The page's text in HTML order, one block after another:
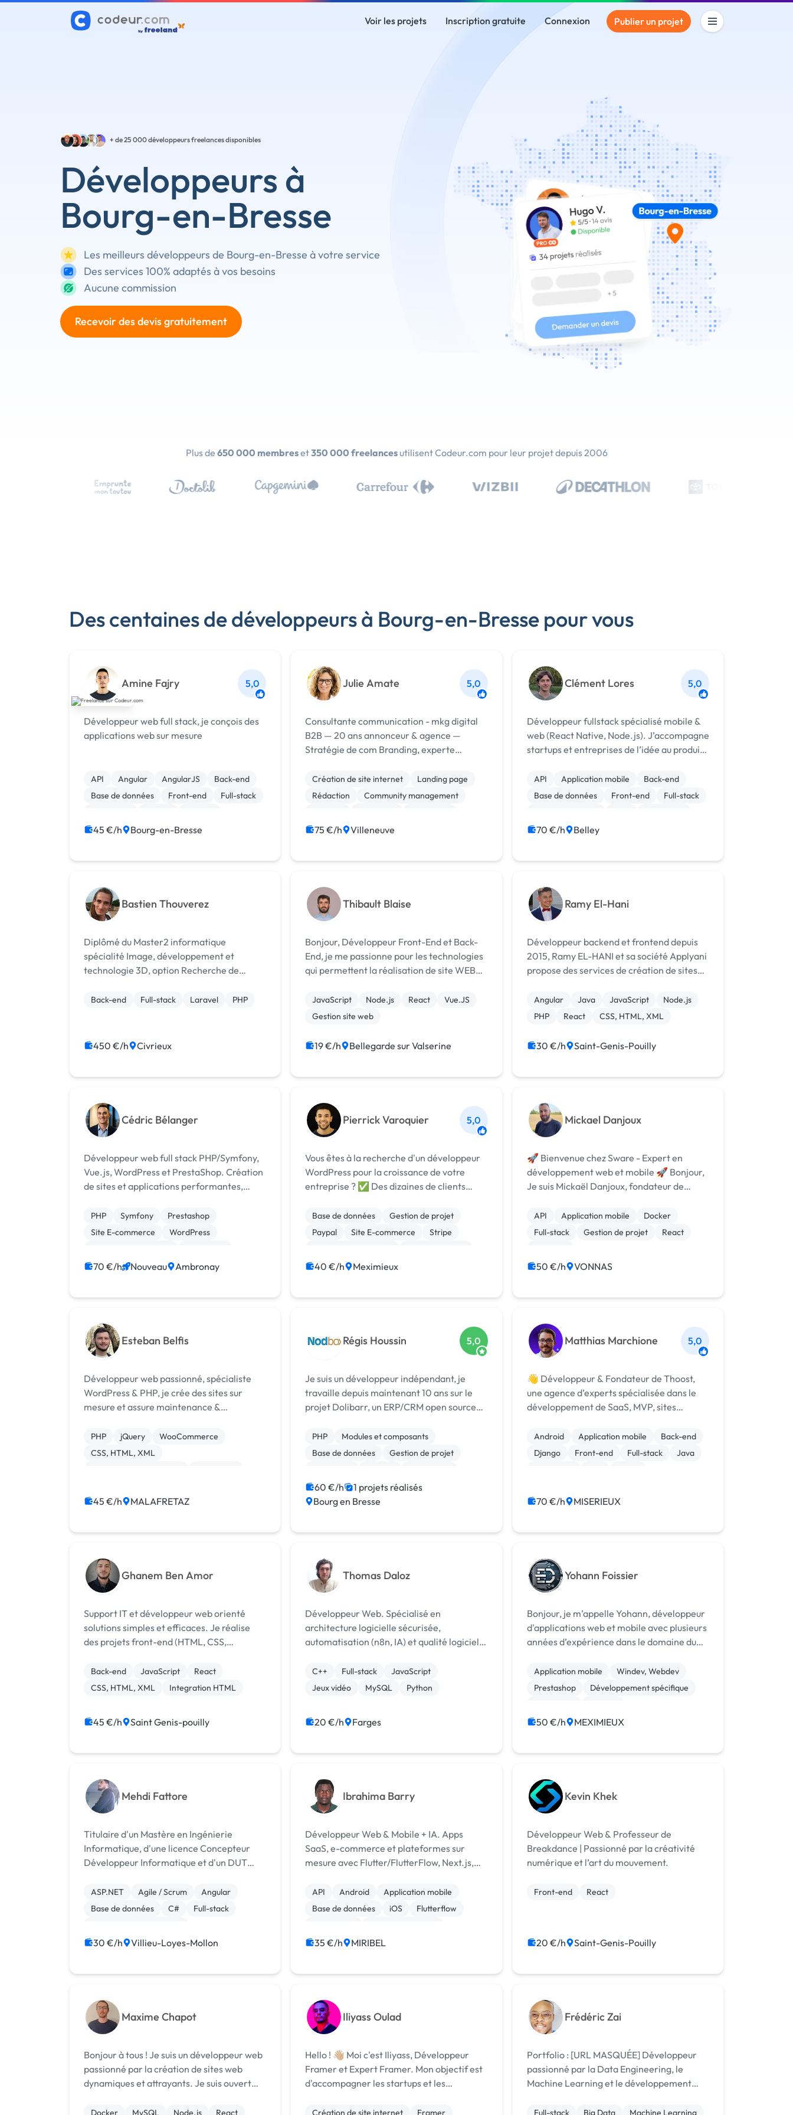
Voir les projets Inscription gratuite Connexion Publier un projet
+ de 25 000développeurs freelances disponibles
Développeurs à
Bourg-en-Bresse
Les meilleurs développeurs de Bourg-en-Bresse à votre service
Des services 100% adaptés à vos besoins
Aucune commission
Recevoir des devis gratuitement
Plus de 650 000 membreset350 000 freelancesutilisent Codeur.com pour leur projet depuis 2006
Des centaines de développeurs à Bourg-en-Bresse pour vous
Amine Fajry 5,0
Développeur web full stack, je conçois des
applications web sur mesure
API Angular AngularJS
Back-end
Base de données
Front-end
Full-stack
45 €/h Bourg-en-Bresse
Julie Amate 5,0
Consultante communication - mkg digital
B2B — 20 ans annonceur & agence —
Stratégie de com Branding, experte
SEO-GEO content — ⭐ 5,0/5 (avis clients)
Création de site internet
Landing page
Rédaction
Community management
Communication
75 €/h Villeneuve
Clément Lores 5,0
Développeur fullstack spécialisé mobile &
web (React Native, Node.js). J’accompagne
startups et entreprises de l’idée au produit
conversion et résultats.
API Application mobile
Back-end
Base de données
Front-end
Full-stack
Linux
70 €/h Belley
Bastien Thouverez
Diplômé du Master2 informatique
spécialité Image, développement et
technologie 3D, option Recherche de
aujourd'hui enseignant en informatique
Back-end Full-stack Laravel PHP
450 €/h Civrieux
Thibault Blaise
Bonjour, Développeur Front-End et Back-
End, je me passionne pour les technologies
qui permettent la réalisation de site WEB
Curieux et travailleur, je serai heureux de
vous accompagner dans vos pr...
JavaScript Node.js React
Vue.JS
Gestion site web
19 €/h Bellegarde sur Valserine
Ramy El-Hani
Développeur backend et frontend depuis
2015, Ramy EL-HANI et sa société Applyani
propose des services de création de sites
mobiles, d'applications web et de création
de CRMs
Angular Java JavaScript
Node.js
PHP
React CSS, HTML, XML
30 €/h Saint-Genis-Pouilly
Cédric Bélanger
Développeur web full stack PHP/Symfony,
Vue.js, WordPress et PrestaShop. Création
de sites et applications performantes,
PHP Symfony
Prestashop
Site E-commerce
WordPress
70 €/h Nouveau Ambronay
Pierrick Varoquier 5,0
Vous êtes à la recherche d'un développeur
WordPress pour la croissance de votre
entreprise ? ✅ Des dizaines de clients
leur site internet. 🎓 Formation certifiée
par Openclassroom. 🎓 Formations Wp
Base de données
Gestion de projet
Paypal
Site E-commerce
Stripe
Admin système, sécurité
40 €/h Meximieux
Mickael Danjoux
🚀 Bienvenue chez Sware - Expert en
développement web et mobile 🚀 Bonjour,
Je suis Mickaël Danjoux, fondateur de
projets numériques. En tant que
développeur full stack expérimenté, je
API Application mobile
Docker
Full-stack
Gestion de projet
React
50 €/h VONNAS
Esteban Belfis
Développeur web passionné, spécialiste
WordPress & PHP, je crée des sites sur
mesure et assure maintenance &
PHP jQuery
WooCommerce
CSS, HTML, XML
45 €/h MALAFRETAZ
Régis Houssin 5,0
Je suis un développeur indépendant, je
travaille depuis maintenant 10 ans sur le
projet Dolibarr, un ERP/CRM open source
services pour du développement spécifique
autour de cette application.
PHP
Modules et composants
Base de données
Gestion de projet
Site E-commerce
Admin système, sécurité
60 €/h
1 projets réalisés
Bourg en Bresse
Matthias Marchione 5,0
👋 Développeur & Fondateur de Thoost,
une agence d’experts spécialisée dans le
développement de SaaS, MVP, sites
mesure, et intégration d’IA. ⭐ 100% de
clients satisfaits avec une note moyenne de
Android Application mobile
Back-end
Django
Front-end Full-stack
Java
70 €/h MISERIEUX
Ghanem Ben Amor
Support IT et développeur web orienté
solutions simples et efficaces. Je réalise
des projets front-end (HTML, CSS,
(Node.js, API REST, bases de données SQL).
Back-end JavaScript
React
CSS, HTML, XML
Integration HTML
45 €/h Saint Genis-pouilly
Thomas Daloz
Développeur Web. Spécialisé en
architecture logicielle sécurisée,
automatisation (n8n, IA) et qualité logicielle
j'optimise vos projets existants.
C++ Full-stack
JavaScript
Jeux vidéo
MySQL Python
20 €/h Farges
Yohann Foissier
Bonjour, je m’appelle Yohann, développeur
d'applications web et mobile avec plusieurs
années d’expérience dans le domaine du
création rapide via des outils no-code.
Application mobile
Windev, Webdev
Prestashop
Développement spécifique
50 €/h MEXIMIEUX
Mehdi Fattore
Titulaire d'un Mastère en Ingénierie
Informatique, d'une licence Concepteur
Développeur Informatique et d'un DUT
expériences dans le domaine du
développement notamment sur les
ASP.NET Agile / Scrum
Angular
Base de données
C#
Full-stack
30 €/h Villieu-Loyes-Mollon
Ibrahima Barry
Développeur Web & Mobile + IA. Apps
SaaS, e-commerce et plateformes sur
mesure avec Flutter/FlutterFlow, Next.js,
l’idée au MVP puis mise en production.
API Android
Application mobile
Base de données
iOS
Flutterflow
35 €/h MIRIBEL
Kevin Khek
Développeur Web & Professeur de
Breakdance | Passionné par la créativité
numérique et l’art du mouvement.
Front-end React
20 €/h Saint-Genis-Pouilly
Maxime Chapot
Bonjour à tous ! Je suis un développeur web
passionné par la création de sites web
dynamiques et attrayants. Je suis ouvert
envergure, tels que la création de sites web
Docker MySQL Node.js React
Iliyass Oulad
Hello ! 👋🏼 Moi c'est Iliyass, Développeur
Framer et Expert Framer. Mon objectif est
d'accompagner les startups et les
interactifs et captivants avec Framer 👨🏻‍💻.
Création de site internet Framer
Frédéric Zai
Portfolio : [URL MASQUÉE] Développeur
passionné par la Data Engineering, le
Machine Learning et le développement
entreprises dans la création de solutions
Full-stack Big Data Machine Learning